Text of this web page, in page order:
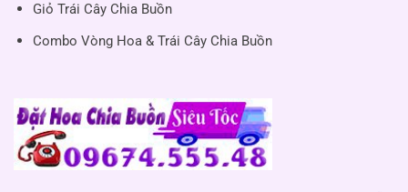
Giỏ Trái Cây Chia Buồn
Combo Vòng Hoa & Trái Cây Chia Buồn